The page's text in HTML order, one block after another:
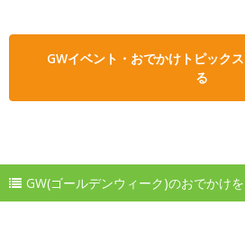
GWイベント・おでかけトピック
る
GW(ゴールデンウィーク)のおでかけ